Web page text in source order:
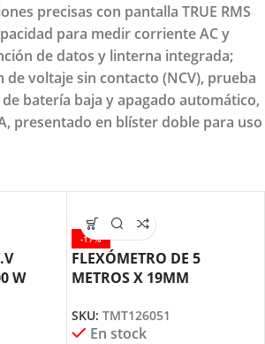
precisas con pantalla TRUE RMS
para medir corriente AC y
de datos y linterna integrada;
voltaje sin contacto (NCV), prueba
batería baja y apagado automático,
presentado en blíster doble para uso
W
-17%
FLEXÓMETRO DE 5
METROS X 19MM
SKU: TMT126051
En stock